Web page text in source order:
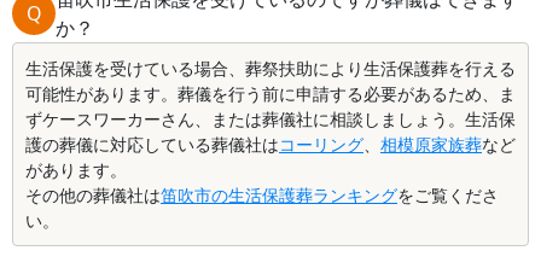
Q
か？
生活保護を受けている場合、葬祭扶助により生活保護葬を行える
可能性があります。葬儀を行う前に申請する必要があるため、ま
ずケースワーカーさん、または葬儀社に相談しましょう。生活保
護の葬儀に対応している葬儀社はコーリング、 相模原家族葬など
があります。
その他の葬儀社は笛吹市の生活保護葬ランキングをご覧くださ
い。